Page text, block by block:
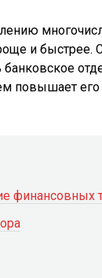
и быстрее.
повышает
финансовных